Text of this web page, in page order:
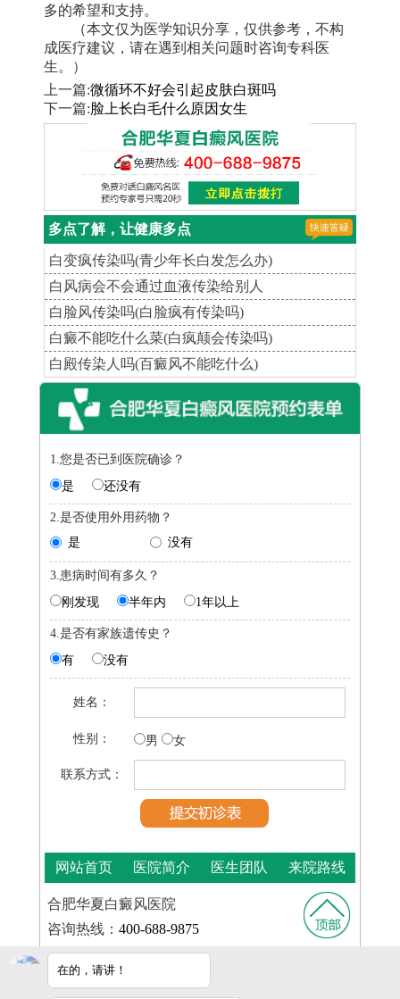
多的希望和支持。
（本文仅为医学知识分享，仅供参考，不构
成医疗建议，请在遇到相关问题时咨询专科医
生。）
上一篇:微循环不好会引起皮肤白斑吗
下一篇:脸上长白毛什么原因女生
多点了解，让健康多点
白变疯传染吗(青少年长白发怎么办)
白风病会不会通过血液传染给别人
白脸风传染吗(白脸疯有传染吗)
白癜不能吃什么菜(白疯颠会传染吗)
白殿传染人吗(百癜风不能吃什么)
1.您是否已到医院确诊？
是
还没有
2.是否使用外用药物？
是
没有
3.患病时间有多久？
刚发现
半年内 1年以上
4.是否有家族遗传史？
有
没有
姓名：
性别： 男 女
联系方式：
网站首页 医院简介 医生团队 来院路线
合肥华夏白癜风医院
咨询热线： 400-688-9875
医院地址：合肥市铜陵路与裕溪路交叉路口
Copyright © 2025
在的，请讲！